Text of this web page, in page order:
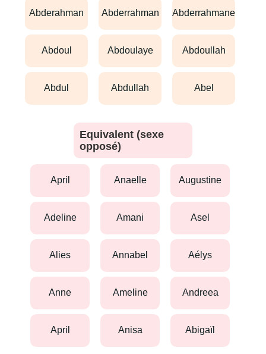
abderahman abderrahman abderrahmane
abdoul abdoulaye abdoullah
abdul abdullah abel
Equivalent (sexe
opposé)
april anaelle augustine
adeline amani asel
alies annabel aélys
anne ameline andreea
april anisa abigaïl